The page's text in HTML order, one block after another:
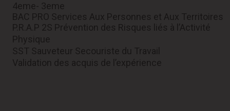
4eme- 3eme
BAC PRO Services Aux Personnes et Aux Territoires
P.R.A.P 2S Prévention des Risques liés à l’Activité
Physique
SST Sauveteur Secouriste du Travail
Validation des acquis de l’expérience